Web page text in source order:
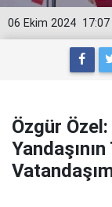
17:07
06 Ekim 2024
Özgür